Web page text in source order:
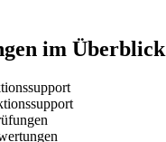
im Überblick